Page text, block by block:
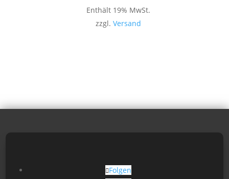
Enthält 19% MwSt.
zzgl. Versand
Folgen